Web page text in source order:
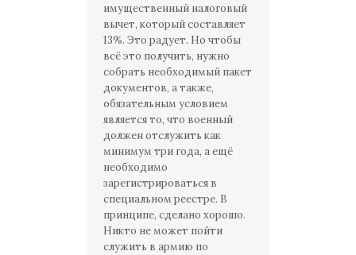
имущественный налоговый
вычет, который составляет
13%. Это радует. Но чтобы
всё это получить, нужно
собрать необходимый пакет
документов, а также,
обязательным условием
является то, что военный
должен отслужить как
минимум три года, а ещё
необходимо
зарегистрироваться в
специальном реестре. В
принципе, сделано хорошо.
Никто не может пойти
служить в армию по